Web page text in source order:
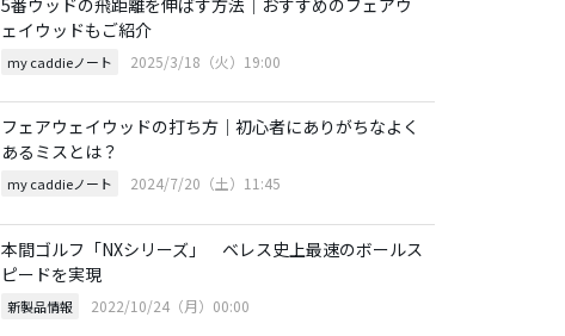
5番ウッドの飛距離を伸ばす方法｜おすすめのフェアウ
ェイウッドもご紹介
my caddieノート 2025/3/18（火）19:00
フェアウェイウッドの打ち方｜初心者にありがちなよく
あるミスとは？
my caddieノート 2024/7/20（土）11:45
本間ゴルフ「NXシリーズ」 ベレス史上最速のボールス
ピードを実現
新製品情報 2022/10/24（月）00:00